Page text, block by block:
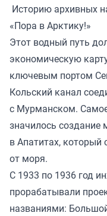
Историю архивных
«Пора в Арктику!»
Этот водный путь
экономическую
ключевым портом
Кольский канал
с Мурманском.
значилось создание
в Апатитах, который
от моря.
С 1933 по 1936 год
прорабатывали
названиями: